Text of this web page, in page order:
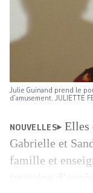
Julie Guinand prend le
d’amusement. JULIETTE
NOUVELLES
Elles
Gabrielle et
famille et